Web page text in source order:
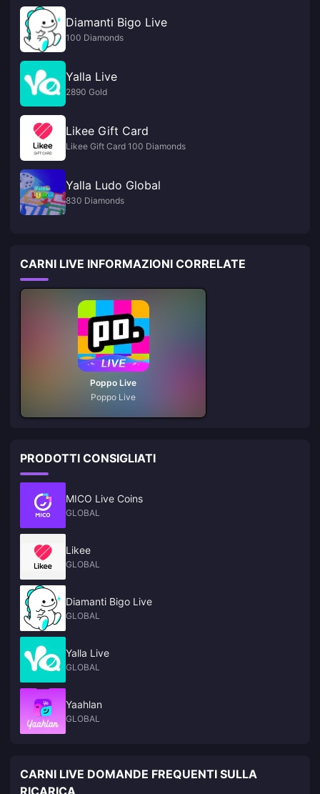
Diamanti Bigo Live
100 Diamonds
Yalla Live
2890 Gold
Likee Gift Card
Likee Gift Card 100 Diamonds
Yalla Ludo Global
830 Diamonds
CARNI LIVE INFORMAZIONI CORRELATE
Poppo Live
Poppo Live
PRODOTTI CONSIGLIATI
MICO Live Coins
GLOBAL
Likee
GLOBAL
Diamanti Bigo Live
GLOBAL
Yalla Live
GLOBAL
Yaahlan
GLOBAL
CARNI LIVE DOMANDE FREQUENTI SULLA
RICARICA